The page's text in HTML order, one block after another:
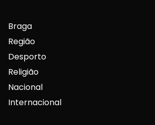
Braga
Região
Desporto
Religião
Nacional
Internacional